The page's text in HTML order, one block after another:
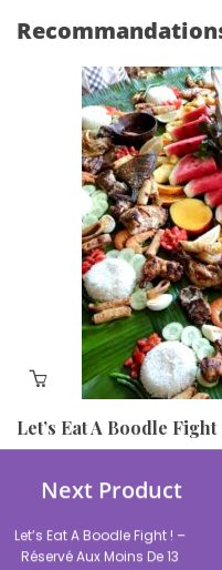
Let’s Eat A Boodle Fight
Next Product
Let’s Eat A Boodle Fight ! –
Réservé Aux Moins De 13